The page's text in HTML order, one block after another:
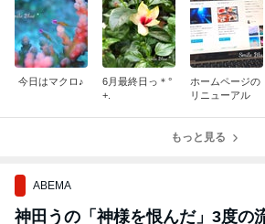
今日はマクロ♪
6月最終日っ＊°
+.
ホームページの
リニューアル
もっと見る
ABEMA
神田うの「神様を恨んだ」3度の